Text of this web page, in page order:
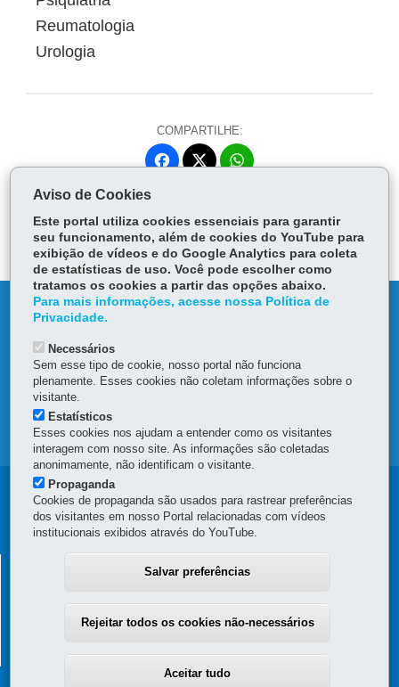
Reumatologia
Urologia
COMPARTILHE:
Fa
ok
itt
er
Ap
p
MAPA DO SITE
DENUNCIE CORRUPÇÃO
OUVIDORIA
Navegação
Principal
SAS
SECRETARIA DE ESTADO DA ADMINISTRAÇÃO E DA
PREVIDÊNCIA
Rua Jacy Loureiro de Campos, s/n - Térreo e 3º andar - Centro Cívico
(41) 3313-6160 - Horário de atendimento: 8h30 a 12h e 13h30 a 18h
Aviso de Cookies
Este portal utiliza cookies essenciais para garantir
seu funcionamento, além de cookies do YouTube para
exibição de vídeos e do Google Analytics para coleta
de estatísticas de uso. Você pode escolher como
tratamos os cookies a partir das opções abaixo.
Para mais informações, acesse nossa Política de
Privacidade.
Necessários
Sem esse tipo de cookie, nosso portal não funciona
plenamente. Esses cookies não coletam informações sobre o
visitante.
Estatísticos
Esses cookies nos ajudam a entender como os visitantes
interagem com nosso site. As informações são coletadas
anonimamente, não identificam o visitante.
Propaganda
Cookies de propaganda são usados para rastrear preferências
dos visitantes em nosso Portal relacionadas com vídeos
institucionais exibidos através do YouTube.
Salvar preferências
Rejeitar todos os cookies não-necessários
Aceitar tudo